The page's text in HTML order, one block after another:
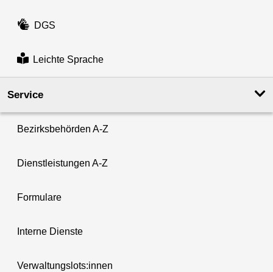
DGS
Leichte Sprache
Service
Bezirksbehörden A-Z
Dienstleistungen A-Z
Formulare
Interne Dienste
Verwaltungslots:innen